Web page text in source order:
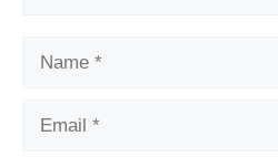
Name
Email